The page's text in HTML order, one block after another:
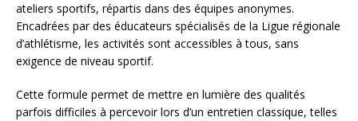
ateliers sportifs, répartis dans des équipes anonymes.
Encadrées par des éducateurs spécialisés de la Ligue régionale
d’athlétisme, les activités sont accessibles à tous, sans
exigence de niveau sportif.
Cette formule permet de mettre en lumière des qualités
parfois difficiles à percevoir lors d’un entretien classique, telles